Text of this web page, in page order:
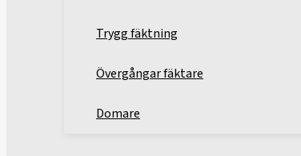
Trygg fäktning
Övergångar fäktare
Domare